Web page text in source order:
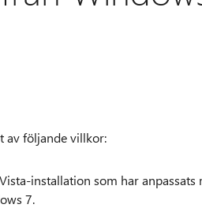
av följande villkor:
installation som har
7.